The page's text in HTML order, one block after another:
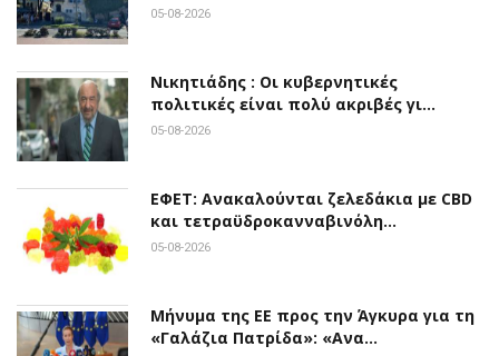
05-08-2026
Νικητιάδης : Οι κυβερνητικές
πολιτικές είναι πολύ ακριβές γι…
05-08-2026
ΕΦΕΤ: Ανακαλούνται ζελεδάκια με CBD
και τετραϋδροκανναβινόλη…
05-08-2026
Μήνυμα της ΕΕ προς την Άγκυρα για τη
«Γαλάζια Πατρίδα»: «Ανα…